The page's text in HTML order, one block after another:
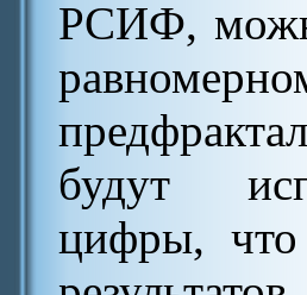
РСИФ,
будут
цифры,